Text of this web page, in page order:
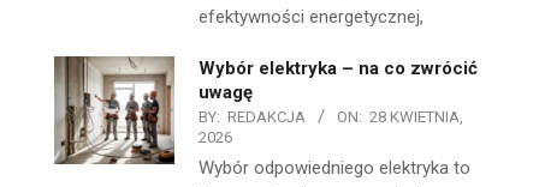
efektywności energetycznej,
Wybór elektryka – na co zwrócić
uwagę
BY: REDAKCJA ON: 28 KWIETNIA,
2026
Wybór odpowiedniego elektryka to